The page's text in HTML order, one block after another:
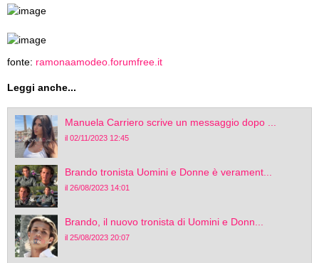
fonte: ramonaamodeo.forumfree.it
Leggi anche...
Manuela Carriero scrive un messaggio dopo ...
il 02/11/2023 12:45
Brando tronista Uomini e Donne è verament...
il 26/08/2023 14:01
Brando, il nuovo tronista di Uomini e Donn...
il 25/08/2023 20:07